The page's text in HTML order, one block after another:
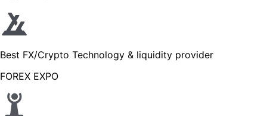
Best FX/Crypto Technology & liquidity provider
FOREX EXPO